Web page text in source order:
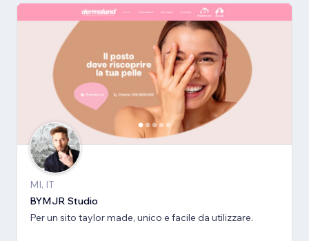
MI, IT
BYMJR Studio
Per un sito taylor made, unico e facile da utilizzare.